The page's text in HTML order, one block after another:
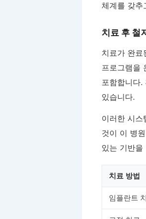
체계를 갖추
치료 후 철
치료가 완
프로그램을
포함합니다
있습니다.
이러한 시
것이 이 병
있는 기반을
치료 방법
임플란트